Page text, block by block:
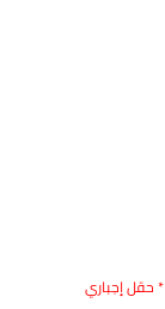
* حقل إجباري